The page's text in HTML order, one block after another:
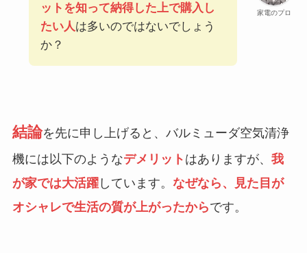
家電のプロ
ットを知って納得した上で購入し
たい人は多いのではないでしょう
か？
結論を先に申し上げると、バルミューダ空気清浄
機には以下のようなデメリット はありますが、 我
が家では大活躍しています。 なぜなら、見た目が
オシャレで生活の質が上がったからです。